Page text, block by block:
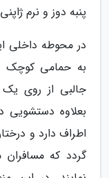
پنبه دوز و نرم
در محوطه داخلی
به حمامی
جالبی از روی
بعلاوه دستشویی
اطراف دارد و
گردد که مسافران